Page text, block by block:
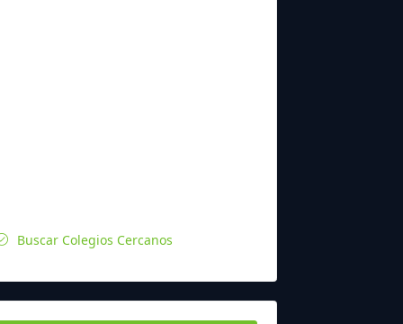
Buscar Colegios Cercanos